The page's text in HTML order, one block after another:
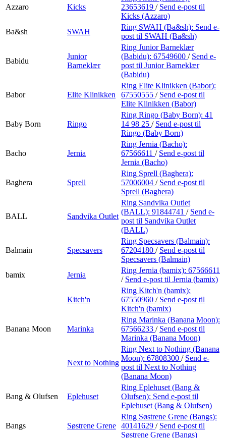
Azzaro Kicks
23653619 / Send e-post til
Kicks (Azzaro)
Ba&sh
SWAH
Ring SWAH (Ba&sh): Send e-
post til SWAH (Ba&sh)
Babidu
Junior
Barneklær
Ring Junior Barneklær
(Babidu): 67549600 / Send e-
post til Junior Barneklær
(Babidu)
Babor Elite Klinikken
Ring Elite Klinikken (Babor):
67550555 / Send e-post til
Elite Klinikken (Babor)
Baby Born Ringo
Ring Ringo (Baby Born): 41
14 98 25 / Send e-post til
Ringo (Baby Born)
Bacho Jernia
Ring Jernia (Bacho):
67566611 / Send e-post til
Jernia (Bacho)
Baghera Sprell
Ring Sprell (Baghera):
57006004 / Send e-post til
Sprell (Baghera)
BALL Sandvika Outlet
Ring Sandvika Outlet
(BALL): 91844741 / Send e-
post til Sandvika Outlet
(BALL)
Balmain Specsavers
Ring Specsavers (Balmain):
67204180 / Send e-post til
Specsavers (Balmain)
bamix
Jernia
Ring Jernia (bamix): 67566611
/ Send e-post til Jernia (bamix)
Kitch'n
Ring Kitch'n (bamix):
67550960 / Send e-post til
Kitch'n (bamix)
Banana Moon Marinka
Ring Marinka (Banana Moon):
67566233 / Send e-post til
Marinka (Banana Moon)
Next to Nothing
Ring Next to Nothing (Banana
Moon): 67808300 / Send e-
post til Next to Nothing
(Banana Moon)
Bang & Olufsen Eplehuset
Ring Eplehuset (Bang &
Olufsen): Send e-post til
Eplehuset (Bang & Olufsen)
Bangs Søstrene Grene
Ring Søstrene Grene (Bangs):
40141629 / Send e-post til
Søstrene Grene (Bangs)